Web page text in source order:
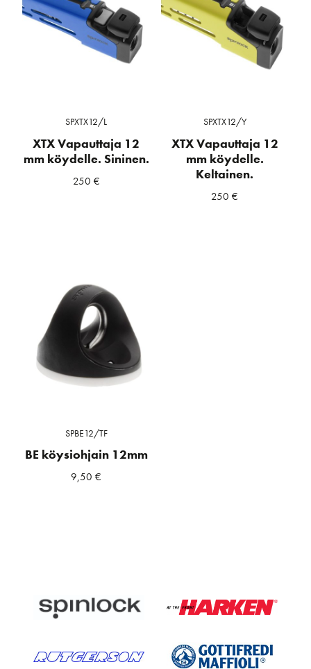
SPXTX12/L
XTX Vapauttaja 12
mm köydelle. Sininen.
250 €
SPXTX12/Y
XTX Vapauttaja 12
mm köydelle.
Keltainen.
250€
SPBE12/TF
BE köysiohjain 12mm
9,50€